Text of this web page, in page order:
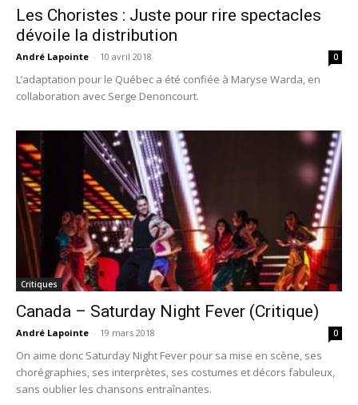
Les Choristes : Juste pour rire spectacles
dévoile la distribution
André Lapointe - 10 avril 2018 0
L’adaptation pour le Québec a été confiée à Maryse Warda, en
collaboration avec Serge Denoncourt.
Critiques
Canada – Saturday Night Fever (Critique)
André Lapointe - 19 mars 2018 0
On aime donc Saturday Night Fever pour sa mise en scène, ses
chorégraphies, ses interprètes, ses costumes et décors fabuleux,
sans oublier les chansons entraînantes.